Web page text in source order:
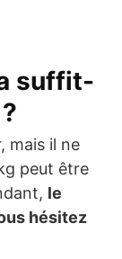
suffit-
mais il ne
peut être
le
hésitez